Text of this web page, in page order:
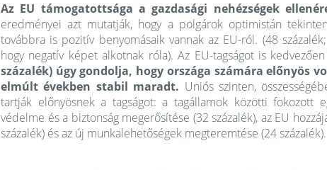
Az EU támogatottsága a gazdasági nehézségek
eredményei azt mutatják, hogy a polgárok optimistán
továbbra is pozitív benyomásaik vannak az EU-ról. (48
hogy negatív képet alkotnak róla). Az EU-tagságot is
százalék) úgy gondolja, hogy országa számára előnyös
elmúlt években stabil maradt. Uniós szinten,
tartják előnyösnek a tagságot: a tagállamok közötti fokozott
védelme és a biztonság megerősítése (32 százalék), az EU
százalék) és az új munkalehetőségek megteremtése (24 százalék).